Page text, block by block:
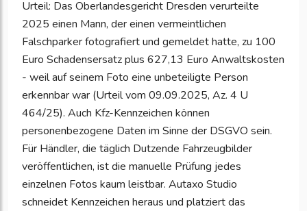
Urteil: Das Oberlandesgericht Dresden verurteilte
2025 einen Mann, der einen vermeintlichen
Falschparker fotografiert und gemeldet hatte, zu 100
Euro Schadensersatz plus 627,13 Euro Anwaltskosten
- weil auf seinem Foto eine unbeteiligte Person
erkennbar war (Urteil vom 09.09.2025, Az. 4 U
464/25). Auch Kfz-Kennzeichen können
personenbezogene Daten im Sinne der DSGVO sein.
Für Händler, die täglich Dutzende Fahrzeugbilder
veröffentlichen, ist die manuelle Prüfung jedes
einzelnen Fotos kaum leistbar. Autaxo Studio
schneidet Kennzeichen heraus und platziert das